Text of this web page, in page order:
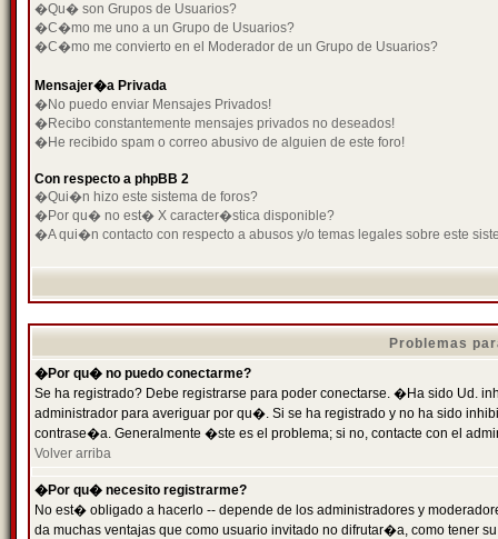
�Qu� son Grupos de Usuarios?
�C�mo me uno a un Grupo de Usuarios?
�C�mo me convierto en el Moderador de un Grupo de Usuarios?
Mensajer�a Privada
�No puedo enviar Mensajes Privados!
�Recibo constantemente mensajes privados no deseados!
�He recibido spam o correo abusivo de alguien de este foro!
Con respecto a phpBB 2
�Qui�n hizo este sistema de foros?
�Por qu� no est� X caracter�stica disponible?
�A qui�n contacto con respecto a abusos y/o temas legales sobre este
Problemas
�Por qu� no puedo conectarme?
Se ha registrado? Debe registrarse para poder conectarse. �Ha sido Ud.
administrador para averiguar por qu�. Si se ha registrado y no ha sido
contrase�a. Generalmente �ste es el problema; si no, contacte con el
Volver arriba
�Por qu� necesito registrarme?
No est� obligado a hacerlo -- depende de los administradores y
da muchas ventajas que como usuario invitado no difrutar�a, como tener